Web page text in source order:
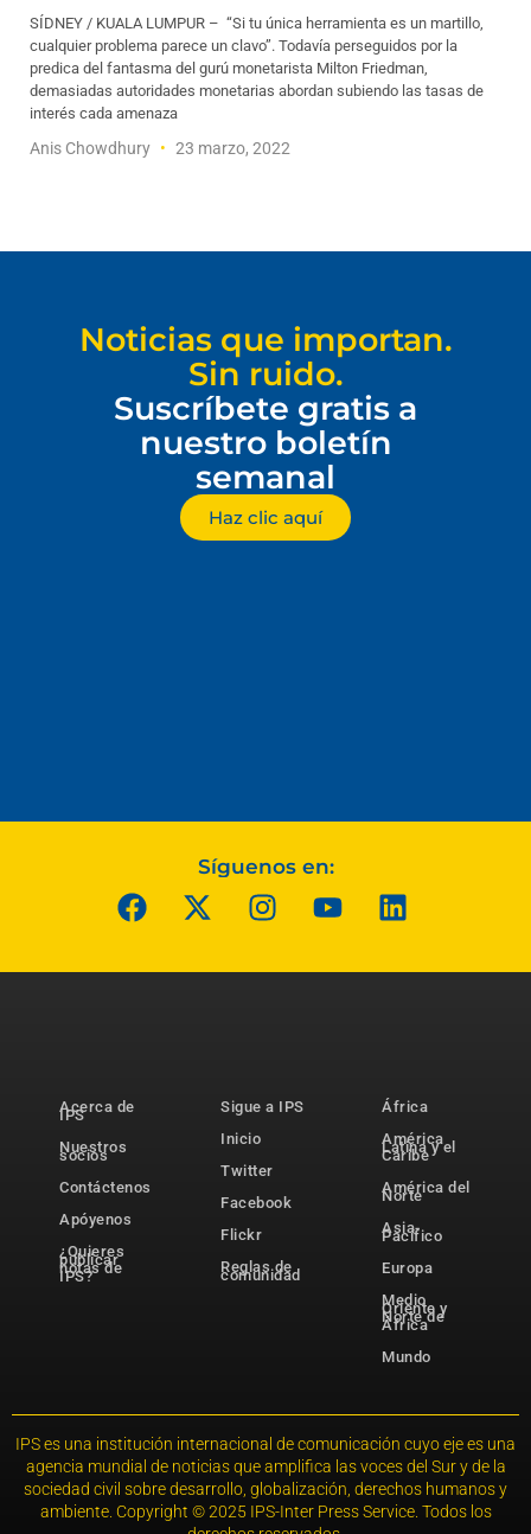
SÍDNEY / KUALA LUMPUR – “Si tu única herramienta es un martillo,
cualquier problema parece un clavo”. Todavía perseguidos por la
predica del fantasma del gurú monetarista Milton Friedman,
demasiadas autoridades monetarias abordan subiendo las tasas de
interés cada amenaza
Anis Chowdhury 23 marzo, 2022
Noticias que importan.
Sin ruido.
Suscríbete gratis a
nuestro boletín
semanal
Haz clic aquí
Síguenos en:
Acerca de
IPS
Nuestros
socios
Contáctenos
Apóyenos
¿Quieres
publicar
notas de
IPS?
Sigue a IPS
Inicio
Twitter
Facebook
Flickr
Reglas de
comunidad
África
América
Latina y el
Caribe
América del
Norte
Asia-
Pacífico
Europa
Medio
Oriente y
Norte de
África
Mundo
IPS es una institución internacional de comunicación cuyo eje es una
agencia mundial de noticias que amplifica las voces del Sur y de la
sociedad civil sobre desarrollo, globalización, derechos humanos y
ambiente. Copyright © 2025 IPS-Inter Press Service. Todos los